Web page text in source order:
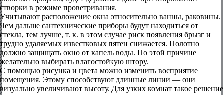
створки в режиме проветривания.
Учитывают расположение окна относительно ванны, раковины.
Чем дальше сантехнические приборы будут находиться от
стекла, тем лучше, т. к. в этом случае риск появления брызг и
трудно удаляемых известковых пятен снижается. Полотно
должно защищать окно от капель воды. По этой причине
желательно выбирать влагостойкую штору.
С помощью рисунка и цвета можно изменить восприятие
помещения. Этому способствуют длинные линии — они
визуально увеличивают высоту. Для узких комнат такое решение